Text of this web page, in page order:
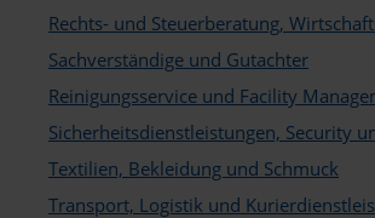
Rohbau
Sanitär
Tiefbau
Rechts- und Steuerberatung,
Sachverständige und Gutachter
Reinigungsservice und Facility
Sicherheitsdienstleistungen, Security
Textilien, Bekleidung und Schmuck
Transport, Logistik und